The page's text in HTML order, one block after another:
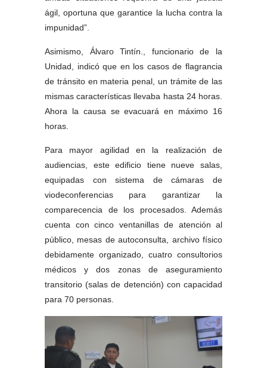
ágil, oportuna que garantice la lucha contra la
impunidad”.
Asimismo, Álvaro Tintín., funcionario de la
Unidad, indicó que en los casos de flagrancia
de tránsito en materia penal, un trámite de las
mismas características llevaba hasta 24 horas.
Ahora la causa se evacuará en máximo 16
horas.
Para mayor agilidad en la realización de
audiencias, este edificio tiene nueve salas,
equipadas con sistema de cámaras de
viodeconferencias para garantizar la
comparecencia de los procesados. Además
cuenta con cinco ventanillas de atención al
público, mesas de autoconsulta, archivo físico
debidamente organizado, cuatro consultorios
médicos y dos zonas de aseguramiento
transitorio (salas de detención) con capacidad
para 70 personas.